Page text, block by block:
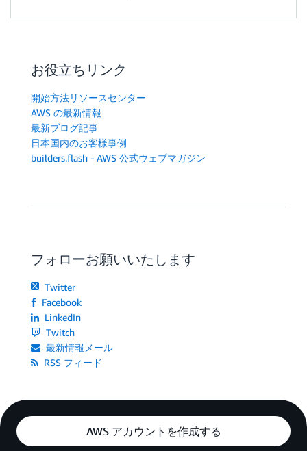
お役立ちリンク
開始方法リソースセンター
AWS の最新情報
最新ブログ記事
日本国内のお客様事例
builders.flash - AWS 公式ウェブマガジン
フォローお願いいたします
Twitter
Facebook
LinkedIn
Twitch
最新情報メール
RSS フィード
AWS アカウントを作成する